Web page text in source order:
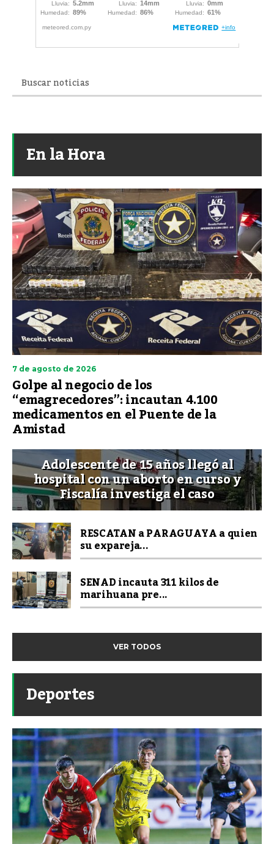
En la Hora
7 de agosto de 2026
Golpe al negocio de los
“emagrecedores”: incautan 4.100
medicamentos en el Puente de la
Amistad
Adolescente de 15 años llegó al
hospital con un aborto en curso y
Fiscalía investiga el caso
RESCATAN a PARAGUAYA a quien
su expareja...
SENAD incauta 311 kilos de
marihuana pre...
VER TODOS
Deportes